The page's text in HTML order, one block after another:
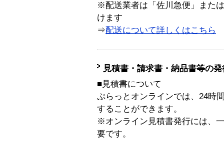
※配送業者は「佐川急便」また
けます
⇒配送について詳しくはこちら
見積書・請求書・納品書等の
■見積書について
ぷらっとオンラインでは、24時
することができます。
※オンライン見積書発行には、
要です。